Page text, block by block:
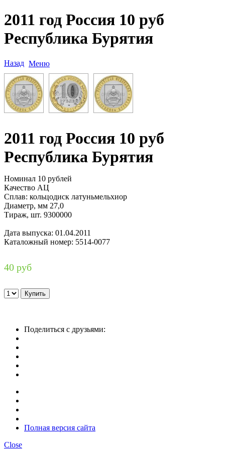
2011 год Россия 10 руб
Республика Бурятия
Назад Меню
2011 год Россия 10 руб
Республика Бурятия
Номинал 10 рублей
Качество АЦ
Сплав: кольцодиск латуньмельхиор
Диаметр, мм 27,0
Тираж, шт. 9300000
Дата выпуска: 01.04.2011
Каталожный номер: 5514-0077
40 руб
Поделиться с друзьями:
Полная версия сайта
Close